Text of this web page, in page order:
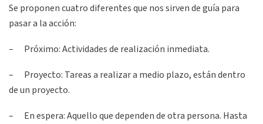
Se proponen cuatro diferentes que nos sirven de guía para
pasar a la acción:
– Próximo: Actividades de realización inmediata.
– Proyecto: Tareas a realizar a medio plazo, están dentro
de un proyecto.
– En espera: Aquello que dependen de otra persona. Hasta